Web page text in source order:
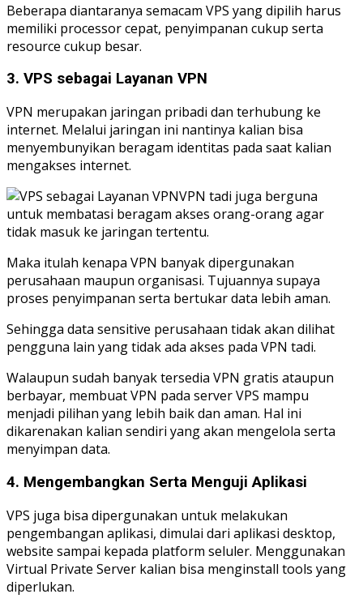
Beberapa diantaranya semacam VPS yang dipilih harus
memiliki processor cepat, penyimpanan cukup serta
resource cukup besar.
3. VPS sebagai Layanan VPN
VPN merupakan jaringan pribadi dan terhubung ke
internet. Melalui jaringan ini nantinya kalian bisa
menyembunyikan beragam identitas pada saat kalian
mengakses internet.
VPN tadi juga berguna
untuk membatasi beragam akses orang-orang agar
tidak masuk ke jaringan tertentu.
Maka itulah kenapa VPN banyak dipergunakan
perusahaan maupun organisasi. Tujuannya supaya
proses penyimpanan serta bertukar data lebih aman.
Sehingga data sensitive perusahaan tidak akan dilihat
pengguna lain yang tidak ada akses pada VPN tadi.
Walaupun sudah banyak tersedia VPN gratis ataupun
berbayar, membuat VPN pada server VPS mampu
menjadi pilihan yang lebih baik dan aman. Hal ini
dikarenakan kalian sendiri yang akan mengelola serta
menyimpan data.
4. Mengembangkan Serta Menguji Aplikasi
VPS juga bisa dipergunakan untuk melakukan
pengembangan aplikasi, dimulai dari aplikasi desktop,
website sampai kepada platform seluler. Menggunakan
Virtual Private Server kalian bisa menginstall tools yang
diperlukan.